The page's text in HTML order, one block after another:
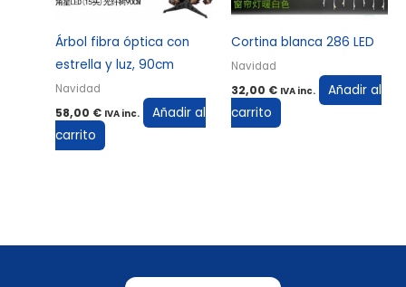
Árbol fibra óptica con
estrella y luz, 90cm
Navidad
58,00 € IVA inc.
Añadir al
carrito
Cortina blanca 286 LED
Navidad
32,00 € IVA inc.
Añadir al
carrito